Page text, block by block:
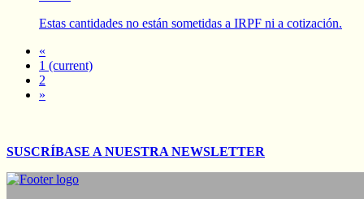
Estas cantidades no están sometidas a IRPF ni a cotización.
«
1 (current)
2
»
SUSCRÍBASE A NUESTRA NEWSLETTER